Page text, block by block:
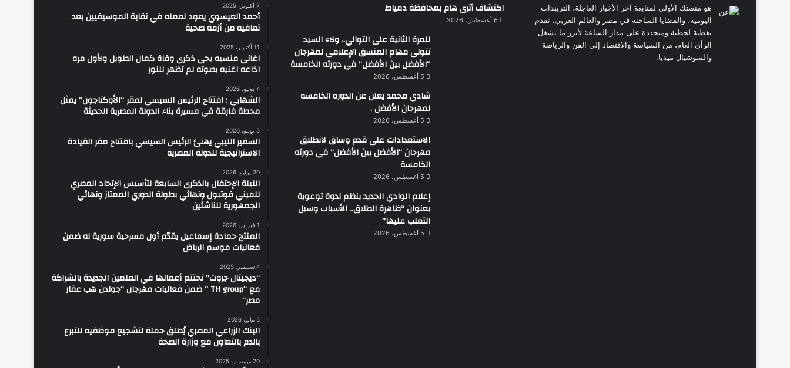
هو منصتك الأولى لمتابعة آخر الأخبار العاجلة، التريندات
اليومية، والقضايا الساخنة في مصر والعالم العربي. نقدم
تغطية لحظية ومتجددة على مدار الساعة لأبرز ما يشغل
الرأي العام، من السياسة والاقتصاد إلى الفن والرياضة
والسوشيال ميديا.
اكتشاف أثرى هام بمحافظة دمياط
6 أغسطس، 2026
للمرة الثانية على التوالي.. ولاء السيد
تتولى مهام المنسق الإعلامي لمهرجان
“الأفضل بين الأفضل” في دورته الخامسة
5 أغسطس، 2026
شادي محمد يعلن عن الدوره الخامسه
لمهرجان الأفضل .
5 أغسطس، 2026
الاستعدادات على قدم وساق لانطلاق
مهرجان “الأفضل بين الأفضل” في دورته
الخامسة
5 أغسطس، 2026
إعلام الوادي الجديد ينظم ندوة توعوية
بعنوان “ظاهرة الطلاق.. الأسباب وسبل
التغلب عليها”
5 أغسطس، 2026
7 أكتوبر، 2025
أحمد العيسوي يعود لعمله في نقابة الموسيقيين بعد
تعافيه من أزمة صحية
11 أكتوبر، 2025
اغانى منسيه يحى ذكرى وفاة كمال الطويل ولأول مره
اذاعه اغنيه بصوته لم تظهر للنور
4 يوليو، 2026
الشهابي : افتتاح الرئيس السيسي لمقر “الأوكتاجون” يمثل
محطة فارقة في مسيرة بناء الدولة المصرية الحديثة
5 يوليو، 2026
السفير الليبي يهنئ الرئيس السيسي بافتتاح مقر القيادة
الاستراتيجية للدولة المصرية
30 يوليو، 2026
الليلة الإحتفال بالذكرى السابعة لتأسيس الإتحاد المصري
للميني فوتبول ونهائي بطولة الدوري الممتاز ونهائي
الجمهورية للناشئين
1 فبراير، 2026
المنتج حمادة إسماعيل يقدّم أول مسرحية سورية له ضمن
فعاليات موسم الرياض
4 سبتمبر، 2025
“ديجيتال جروث” تختتم أعمالها في العلمين الجديدة بالشراكة
مع “TH group ” ضمن فعاليات مهرجان “جولدن هب عقار
مصر”
5 مايو، 2026
البنك الزراعي المصري يُطلق حملة لتشجيع موظفيه للتبرع
بالدم بالتعاون مع وزارة الصحة
20 ديسمبر، 2025